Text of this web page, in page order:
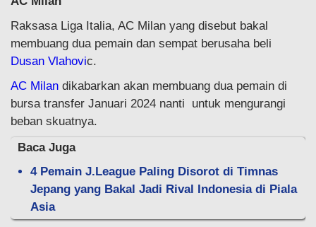
Raksasa Liga Italia, AC Milan yang disebut bakal
membuang dua pemain dan sempat berusaha beli
Dusan Vlahovic.
AC Milan dikabarkan akan membuang dua pemain di
bursa transfer Januari 2024 nanti untuk mengurangi
beban skuatnya.
Baca Juga
4 Pemain J.League Paling Disorot di Timnas
Jepang yang Bakal Jadi Rival Indonesia di Piala
Asia